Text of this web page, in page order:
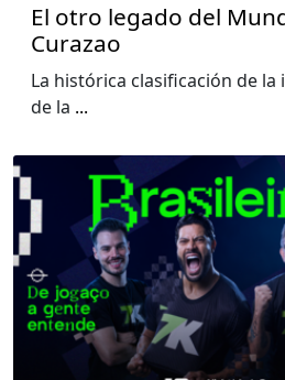
El otro legado del
Curazao
La histórica clasificación de la
de la ...